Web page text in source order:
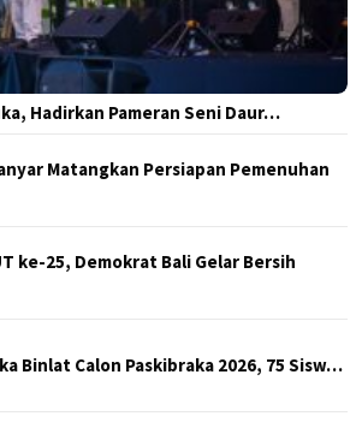
Hadirkan Pameran Seni Daur…
Matangkan Persiapan Pemenuhan
ke-25, Demokrat Bali Gelar Bersih
Binlat Calon Paskibraka 2026, 75 Sisw…